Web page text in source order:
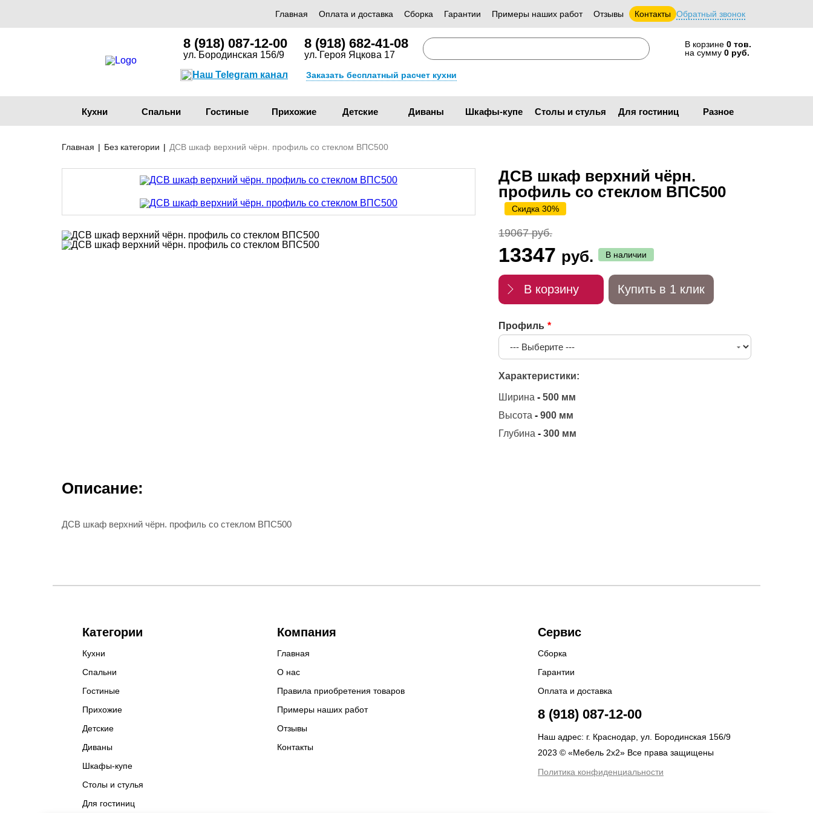
Главная Оплата и доставка Сборка Гарантии Примеры наших работ Отзывы Контакты Обратный звонок
8 (918) 087-12-00
ул. Бородинская 156/9
8 (918) 682-41-08
ул. Героя Яцкова 17
В корзине 0 тов.
на сумму 0 руб.
Наш Telegram канал Заказать бесплатный расчет кухни
Кухни Спальни Гостиные Прихожие Детские Диваны Шкафы-купе Столы и стулья Для гостиниц Разное
Главная | Без категории | ДСВ шкаф верхний чёрн. профиль со стеклом ВПС500
ДСВ шкаф верхний чёрн.
профиль со стеклом ВПС500
Скидка 30%
19067 руб.
13347 руб. В наличии
В корзину Купить в 1 клик
Профиль
Характеристики:
Ширина - 500 мм
Высота - 900 мм
Глубина - 300 мм
Описание:
ДСВ шкаф верхний чёрн. профиль со стеклом ВПС500
Категории
Кухни
Спальни
Гостиные
Прихожие
Детские
Диваны
Шкафы-купе
Столы и стулья
Для гостиниц
Компания
Главная
О нас
Правила приобретения товаров
Примеры наших работ
Отзывы
Контакты
Сервис
Сборка
Гарантии
Оплата и доставка
8 (918) 087-12-00
Наш адрес: г. Краснодар, ул. Бородинская 156/9
2023 © «Мебель 2x2» Все права защищены
Политика конфиденциальности